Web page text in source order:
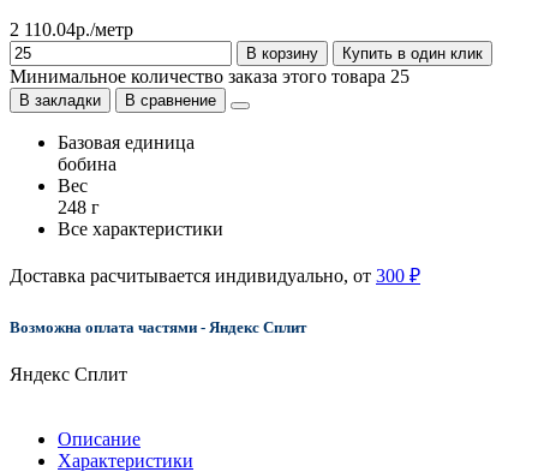
2 110.04р./метр
В корзину Купить в один клик
Минимальное количество заказа этого товара 25
В закладки В сравнение
Базовая единица
бобина
Вес
248 г
Все характеристики
Доставка расчитывается индивидуально, от 300 ₽
Возможна оплата частями - Яндекс Сплит
Яндекс Сплит
Описание
Характеристики